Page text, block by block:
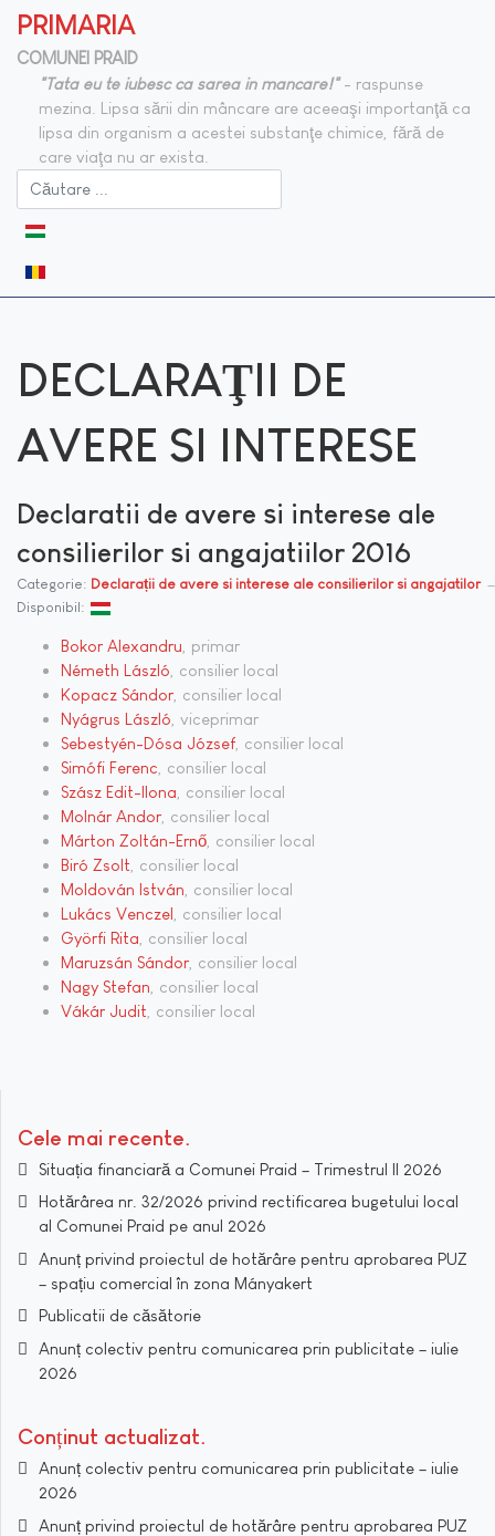
PRIMARIA
COMUNEI PRAID
"Tata eu te iubesc ca sarea in mancare!"- raspunse
mezina. Lipsa sării din mâncare are aceeaşi importanţă ca
lipsa din organism a acestei substanţe chimice, fără de
care viaţa nu ar exista.
DECLARAŢII DE
AVERE SI INTERESE
Declaratii de avere si interese ale
consilierilor si angajatiilor 2016
Categorie: Declarații de avere si interese ale consilierilor si angajatilor
Disponibil:
Bokor Alexandru , primar
Németh László , consilier local
Kopacz Sándor , consilier local
Nyágrus László , viceprimar
Sebestyén-Dósa József , consilier local
Simófi Ferenc , consilier local
Szász Edit-Ilona , consilier local
Molnár Andor , consilier local
Márton Zoltán-Ernő , consilier local
Biró Zsolt , consilier local
Moldován István , consilier local
Lukács Venczel , consilier local
Györfi Rita , consilier local
Maruzsán Sándor , consilier local
Nagy Stefan , consilier local
Vákár Judit , consilier local
Cele mai recente
Situația financiară a Comunei Praid – Trimestrul II 2026
Hotărârea nr. 32/2026 privind rectificarea bugetului local
al Comunei Praid pe anul 2026
Anunț privind proiectul de hotărâre pentru aprobarea PUZ
– spațiu comercial în zona Mányakert
Publicatii de căsătorie
Anunț colectiv pentru comunicarea prin publicitate – iulie
2026
Conținut actualizat
Anunț colectiv pentru comunicarea prin publicitate – iulie
2026
Anunț privind proiectul de hotărâre pentru aprobarea PUZ